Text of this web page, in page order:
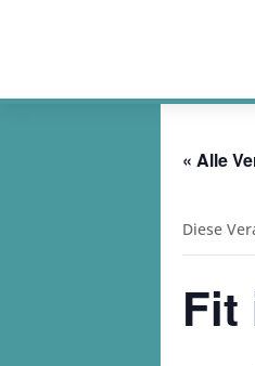
« Alle
Diese
Fit